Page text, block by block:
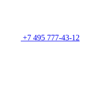
+7 495 777-43-12